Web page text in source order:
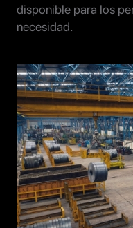
disponible para los
necesidad.